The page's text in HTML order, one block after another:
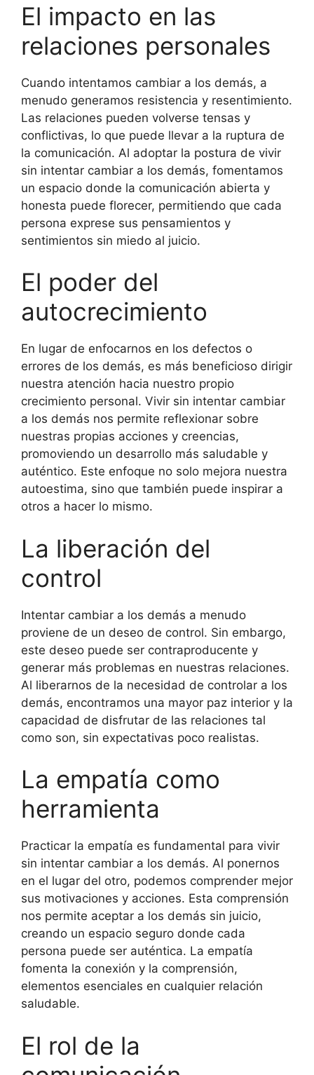
El impacto en las
relaciones personales
Cuando intentamos cambiar a los demás, a
menudo generamos resistencia y resentimiento.
Las relaciones pueden volverse tensas y
conflictivas, lo que puede llevar a la ruptura de
la comunicación. Al adoptar la postura de vivir
sin intentar cambiar a los demás, fomentamos
un espacio donde la comunicación abierta y
honesta puede florecer, permitiendo que cada
persona exprese sus pensamientos y
sentimientos sin miedo al juicio.
El poder del
autocrecimiento
En lugar de enfocarnos en los defectos o
errores de los demás, es más beneficioso dirigir
nuestra atención hacia nuestro propio
crecimiento personal. Vivir sin intentar cambiar
a los demás nos permite reflexionar sobre
nuestras propias acciones y creencias,
promoviendo un desarrollo más saludable y
auténtico. Este enfoque no solo mejora nuestra
autoestima, sino que también puede inspirar a
otros a hacer lo mismo.
La liberación del
control
Intentar cambiar a los demás a menudo
proviene de un deseo de control. Sin embargo,
este deseo puede ser contraproducente y
generar más problemas en nuestras relaciones.
Al liberarnos de la necesidad de controlar a los
demás, encontramos una mayor paz interior y la
capacidad de disfrutar de las relaciones tal
como son, sin expectativas poco realistas.
La empatía como
herramienta
Practicar la empatía es fundamental para vivir
sin intentar cambiar a los demás. Al ponernos
en el lugar del otro, podemos comprender mejor
sus motivaciones y acciones. Esta comprensión
nos permite aceptar a los demás sin juicio,
creando un espacio seguro donde cada
persona puede ser auténtica. La empatía
fomenta la conexión y la comprensión,
elementos esenciales en cualquier relación
saludable.
El rol de la